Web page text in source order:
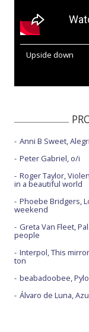
Upside down
Anni B Sweet,
Peter Gabriel, o/i
Roger Taylor,
in a beautiful world
Phoebe Bridgers,
weekend
Greta Van Fleet,
people
Interpol, This
ton
beabadoobee,
Álvaro de Luna,